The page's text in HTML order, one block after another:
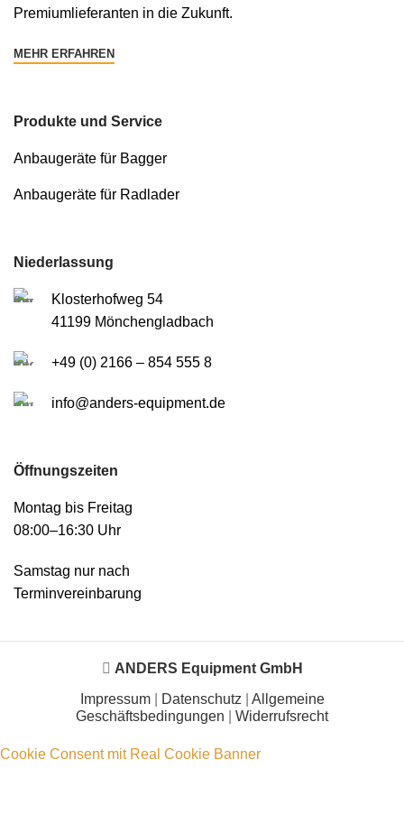
Premiumlieferanten in die Zukunft.
MEHR ERFAHREN
Produkte und Service
Anbaugeräte für Bagger
Anbaugeräte für Radlader
Niederlassung
Klosterhofweg 54
41199 Mönchengladbach
+49 (0) 2166 – 854 555 8
info@anders-equipment.de
Öffnungszeiten
Montag bis Freitag
08:00–16:30 Uhr
Samstag nur nach
Terminvereinbarung
ANDERS Equipment GmbH
Impressum| Datenschutz| Allgemeine
Geschäftsbedingungen
Widerrufsrecht
Cookie Consent mit Real Cookie Banner